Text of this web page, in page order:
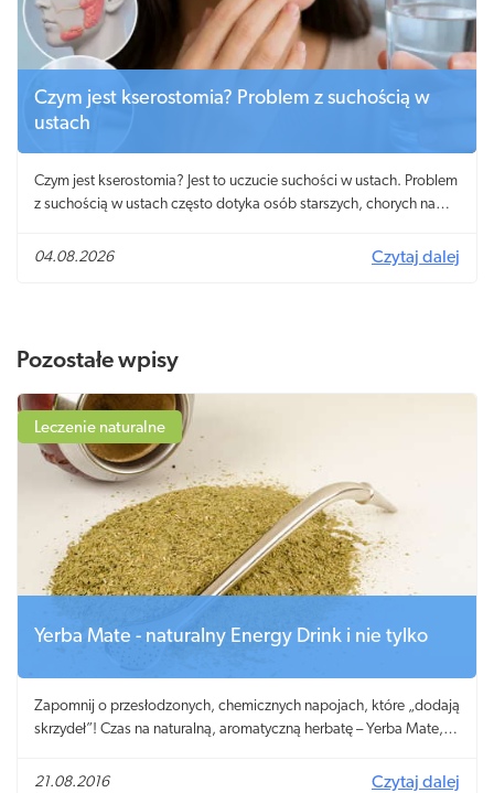
Czym jest kserostomia? Problem z suchością w
ustach
Czym jest kserostomia? Jest to uczucie suchości w ustach. Problem
z suchością w ustach często dotyka osób starszych, chorych na
04.08.2026
Czytaj dalej
Pozostałe wpisy
Leczenie naturalne
Yerba Mate - naturalny Energy Drink i nie tylko
Zapomnij o przesłodzonych, chemicznych napojach, które „dodają
skrzydeł”! Czas na naturalną, aromatyczną herbatę – Yerba Mate,
pitych naparów w krajach Ameryki Południowej. Doceniana jest za
21.08.2016 Czytaj dalej